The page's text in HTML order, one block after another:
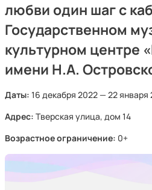
любви один шаг с
Государственном
культурном центре
имени Н.А.
Даты: 16 декабря 2022 — 22 января
Адрес: Тверская улица, дом 14
Возрастное ограничение: 0+